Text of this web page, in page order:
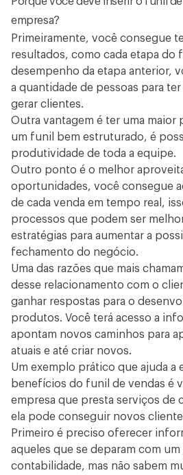
empresa?
Primeiramente, você consegue
resultados, como cada etapa do
desempenho da etapa anterior,
a quantidade de pessoas para
gerar clientes.
Outra vantagem é ter uma maior
um funil bem estruturado, é
produtividade de toda a equipe.
Outro ponto é o melhor
oportunidades, você consegue
de cada venda em tempo real,
processos que podem ser
estratégias para aumentar a
fechamento do negócio.
Uma das razões que mais
desse relacionamento com o
ganhar respostas para o
produtos. Você terá acesso a
apontam novos caminhos para
atuais e até criar novos.
Um exemplo prático que ajuda a
benefícios do funil de vendas é
empresa que presta serviços de
ela pode conseguir novos
Primeiro é preciso oferecer
aqueles que se deparam com
contabilidade, mas não sabem